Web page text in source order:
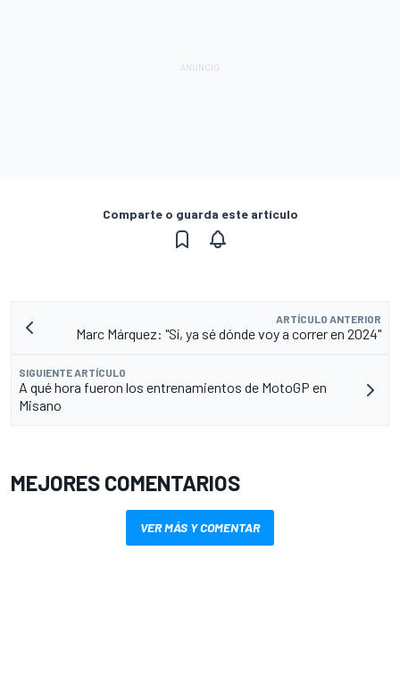
Comparte o guarda este artículo
ARTÍCULO ANTERIOR
Marc Márquez: "Sí, ya sé dónde voy a correr en 2024"
SIGUIENTE ARTÍCULO
A qué hora fueron los entrenamientos de MotoGP en
Misano
MEJORES COMENTARIOS
VER MÁS Y COMENTAR